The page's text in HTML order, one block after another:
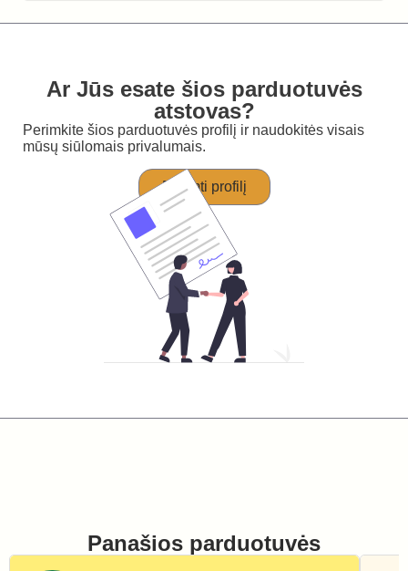
Ar Jūs esate šios parduotuvės
atstovas?
Perimkite šios parduotuvės profilį ir naudokitės visais
mūsų siūlomais privalumais.
Perimti profilį
Panašios parduotuvės